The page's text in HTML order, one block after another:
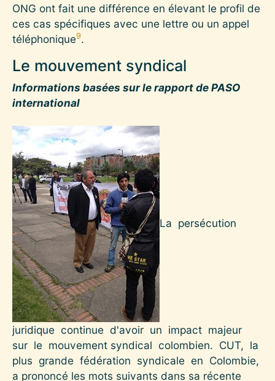
ONG ont fait une différence en élevant le profil de
ces cas spécifiques avec une lettre ou un appel
téléphonique9.
Le mouvement syndical
Informations basées sur le rapport de PASO
international
La persécution
juridique continue d'avoir un impact majeur
sur le mouvement syndical colombien. CUT, la
plus grande fédération syndicale en Colombie,
a prononcé les mots suivants dans sa récente